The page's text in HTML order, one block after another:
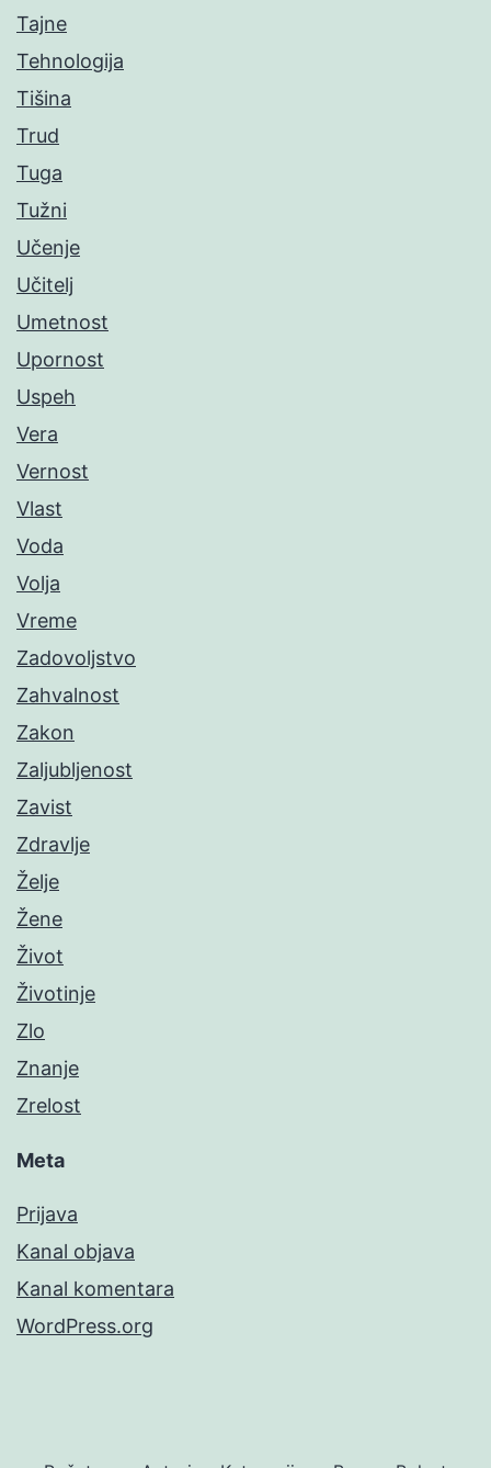
Tajne
Tehnologija
Tišina
Trud
Tuga
Tužni
Učenje
Učitelj
Umetnost
Upornost
Uspeh
Vera
Vernost
Vlast
Voda
Volja
Vreme
Zadovoljstvo
Zahvalnost
Zakon
Zaljubljenost
Zavist
Zdravlje
Želje
Žene
Život
Životinje
Zlo
Znanje
Zrelost
Meta
Prijava
Kanal objava
Kanal komentara
WordPress.org